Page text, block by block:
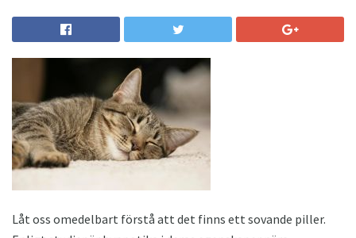
Låt oss omedelbart förstå att det finns ett sovande piller.